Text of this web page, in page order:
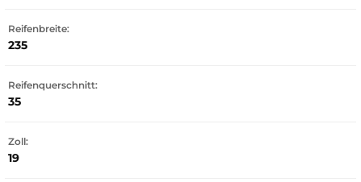
Reifenbreite:
235
Reifenquerschnitt:
35
Zoll:
19